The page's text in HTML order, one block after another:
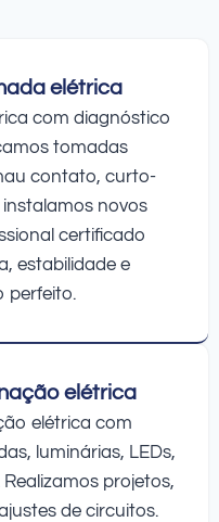
elétrica
com diagnóstico
tomadas
contato, curto-
novos
certificado
estabilidade e
perfeito.
elétrica
elétrica com
luminárias, LEDs,
projetos,
de circuitos.